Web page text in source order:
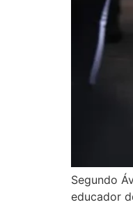
Segundo
educador